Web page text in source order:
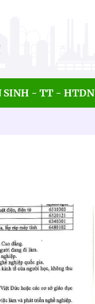
SINH - TT - HTDN